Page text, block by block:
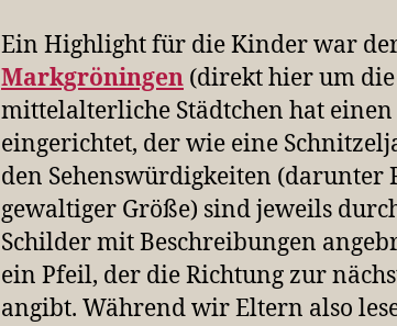
Ein Highlight für die Kinder war
Markgröningen (direkt hier um die
mittelalterliche Städtchen hat
eingerichtet, der wie eine
den Sehenswürdigkeiten (darunter
gewaltiger Größe) sind jeweils
Schilder mit Beschreibungen
ein Pfeil, der die Richtung zur
angibt. Während wir Eltern also